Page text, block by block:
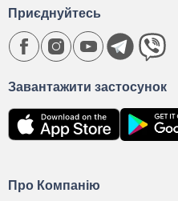
Про Компанію
Завантажити застосунок
Приєднуйтесь